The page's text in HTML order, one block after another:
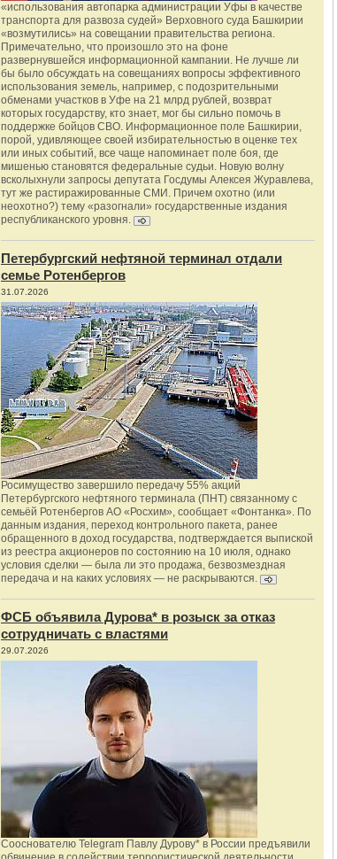
«использования автопарка администрации Уфы в качестве
транспорта для развоза судей» Верховного суда Башкирии
«возмутились» на совещании правительства региона.
Примечательно, что произошло это на фоне
развернувшейся информационной кампании. Не лучше ли
бы было обсуждать на совещаниях вопросы эффективного
использования земель, например, с подозрительными
обменами участков в Уфе на 21 млрд рублей, возврат
которых государству, кто знает, мог бы сильно помочь в
поддержке бойцов СВО. Информационное поле Башкирии,
порой, удивляющее своей избирательностью в оценке тех
или иных событий, все чаще напоминает поле боя, где
мишенью становятся федеральные судьи. Новую волну
всколыхнули запросы депутата Госдумы Алексея Журавлева,
тут же растиражированные СМИ. Причем охотно (или
неохотно?) тему «разогнали» государственные издания
республиканского уровня.
Петербургский нефтяной терминал отдали
семье Ротенбергов
31.07.2026
Росимущество завершило передачу 55% акций
Петербургского нефтяного терминала (ПНТ) связанному с
семьёй Ротенбергов АО «Росхим», сообщает «Фонтанка». По
данным издания, переход контрольного пакета, ранее
обращенного в доход государства, подтверждается выпиской
из реестра акционеров по состоянию на 10 июля, однако
условия сделки — была ли это продажа, безвозмездная
передача и на каких условиях — не раскрываются.
ФСБ объявила Дурова* в розыск за отказ
сотрудничать с властями
29.07.2026
Сооснователю Telegram Павлу Дурову* в России предъявили